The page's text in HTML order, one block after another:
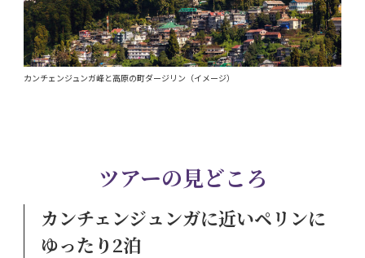
カンチェンジュンガ峰と高原の町ダージリン（イメージ）
ツアーの見どころ
カンチェンジュンガに近いペリンに
ゆったり2泊